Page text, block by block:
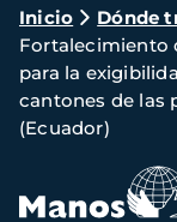
Ruta
de
Inicio Dónde
Fortalecimiento
para la
cantones de las
(Ecuador)